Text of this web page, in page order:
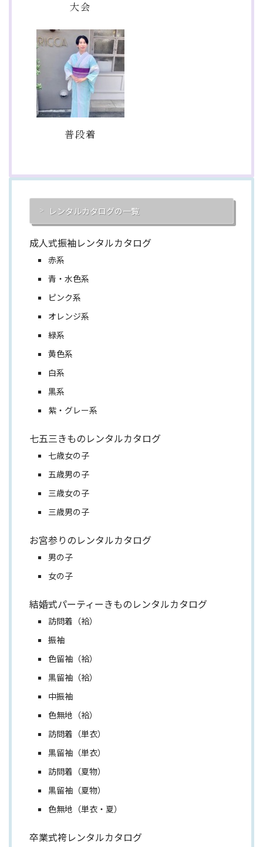
大会
普段着
レンタルカタログの一覧
成人式振袖レンタルカタログ
赤系
青・水色系
ピンク系
オレンジ系
緑系
黄色系
白系
黒系
紫・グレー系
七五三きものレンタルカタログ
七歳女の子
五歳男の子
三歳女の子
三歳男の子
お宮参りのレンタルカタログ
男の子
女の子
結婚式パーティーきものレンタルカタログ
訪問着（袷）
振袖
色留袖（袷）
黒留袖（袷）
中振袖
色無地（袷）
訪問着（単衣）
黒留袖（単衣）
訪問着（夏物）
黒留袖（夏物）
色無地（単衣・夏）
卒業式袴レンタルカタログ